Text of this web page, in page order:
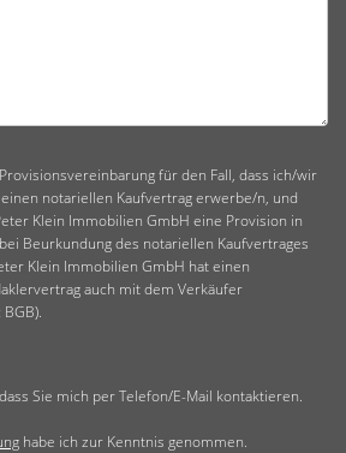
für den Fall, dass ich/wir
notariellen Kaufvertrag erwerbe/n, und
Klein Immobilien GmbH eine Provision in
Beurkundung des notariellen Kaufvertrages
Klein Immobilien GmbH hat einen
auch mit dem Verkäufer
Sie mich per Telefon/E-Mail kontaktieren.
habe ich zur Kenntnis genommen.